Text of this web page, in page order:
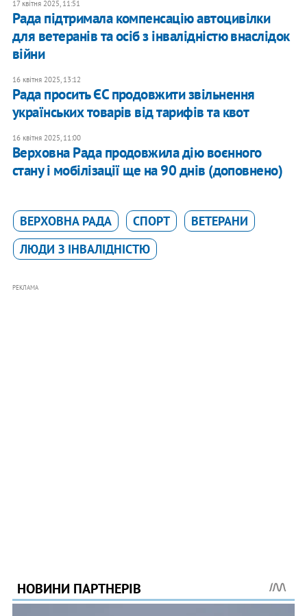
17 квітня 2025, 11:51
Рада підтримала компенсацію автоцивілки
для ветеранів та осіб з інвалідністю внаслідок
війни
16 квітня 2025, 13:12
Рада просить ЄС продовжити звільнення
українських товарів від тарифів та квот
16 квітня 2025, 11:00
Верховна Рада продовжила дію воєнного
стану і мобілізації ще на 90 днів (доповнено)
ВЕРХОВНА РАДА СПОРТ
ВЕТЕРАНИ
ЛЮДИ З ІНВАЛІДНІСТЮ
РЕКЛАМА